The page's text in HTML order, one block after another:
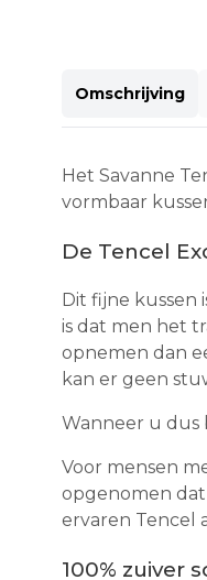
Omschrijving
Het Savanne
vormbaar
De Tencel
Dit fijne kussen
is dat men het
opnemen dan
kan er geen
Wanneer u dus
Voor mensen
opgenomen dat
ervaren Tencel
100% zuiver